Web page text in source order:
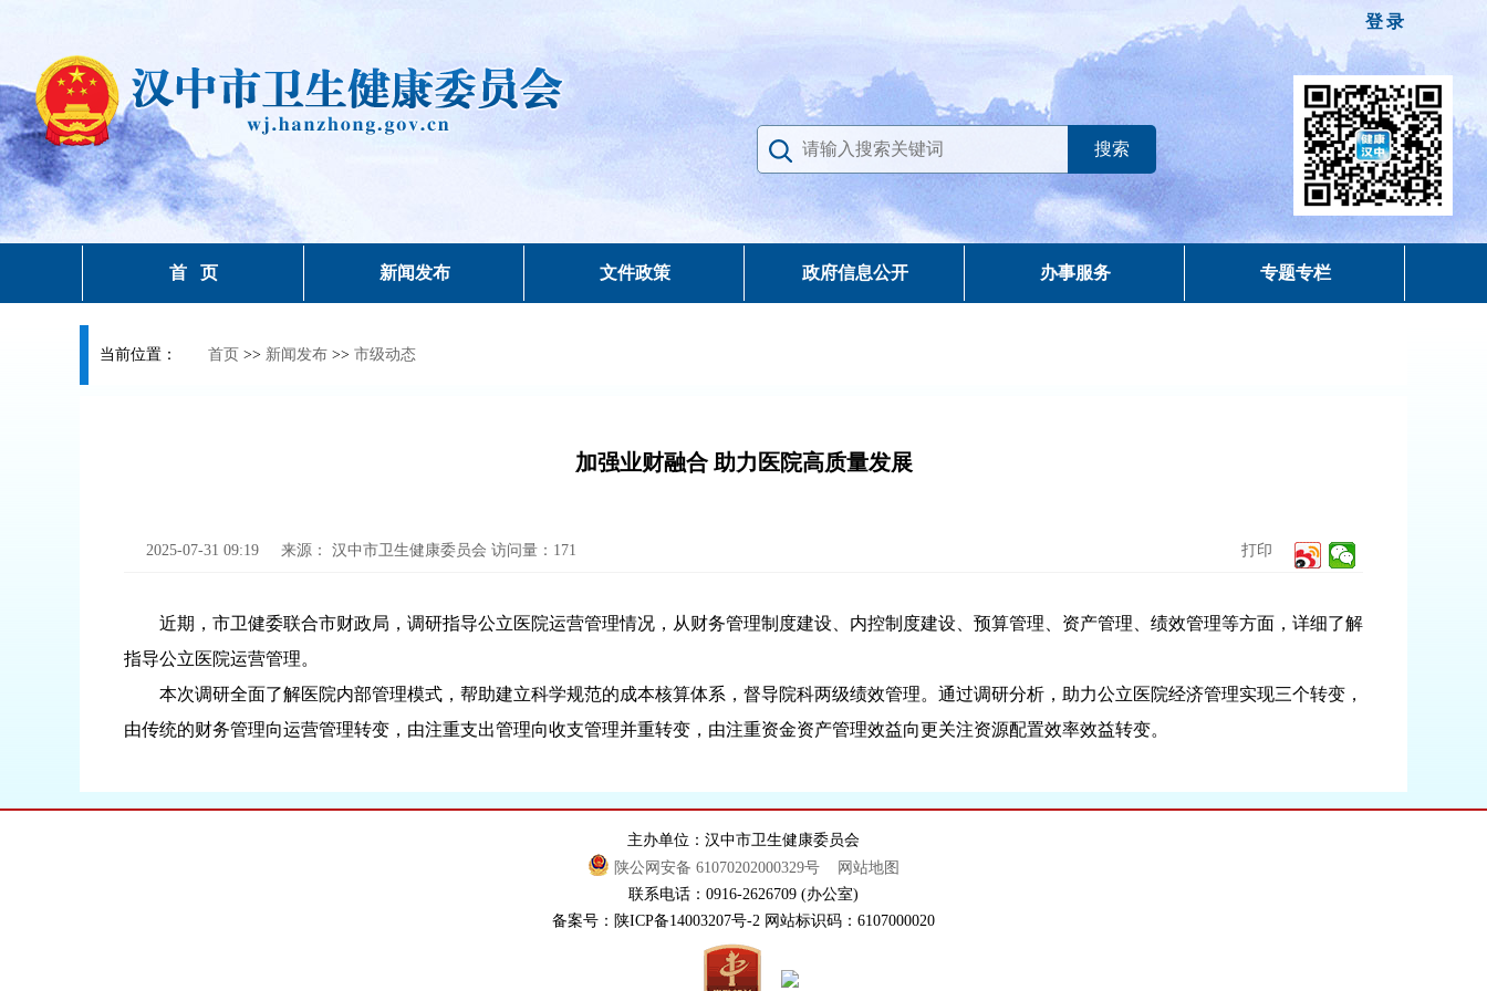
登录
首 页 新闻发布 文件政策 政府信息公开 办事服务 专题专栏
当前位置： 首页 >> 新闻发布 >> 市级动态
加强业财融合 助力医院高质量发展
2025-07-31 09:19 来源： 汉中市卫生健康委员会 访问量： 171 打印
近期，市卫健委联合市财政局，调研指导公立医院运营管理情况，从财务管理制度建设、内控制度建设、预算管理、资产管理、绩效管理等方面，详细了解
指导公立医院运营管理。
本次调研全面了解医院内部管理模式，帮助建立科学规范的成本核算体系，督导院科两级绩效管理。通过调研分析，助力公立医院经济管理实现三个转变，
由传统的财务管理向运营管理转变，由注重支出管理向收支管理并重转变，由注重资金资产管理效益向更关注资源配置效率效益转变。
主办单位：汉中市卫生健康委员会
陕公网安备 61070202000329号
网站地图
联系电话：0916-2626709 (办公室)
备案号：陕ICP备14003207号-2 网站标识码：6107000020